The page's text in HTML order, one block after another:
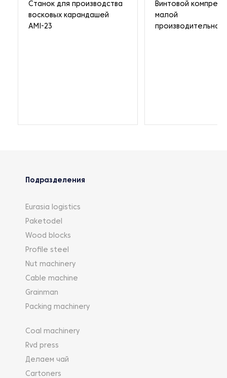
Станок для производства
восковых карандашей
AMI-23
Винтовой
малой
Подразделения
Eurasia logistics
Paketodel
Wood blocks
Profile steel
Nut machinery
Cable machine
Grainman
Packing machinery
Coal machinery
Rvd press
Делаем чай
Cartoners